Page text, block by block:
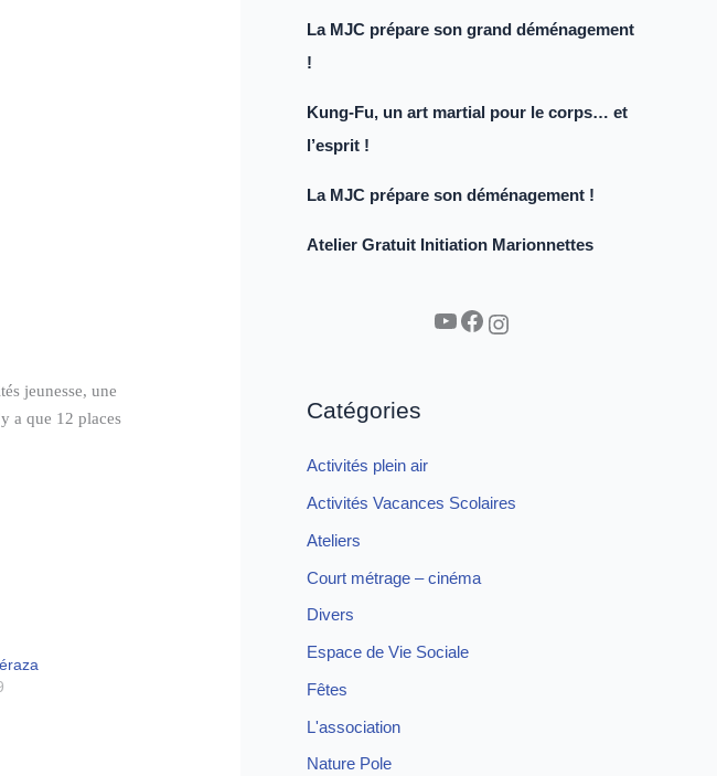
jeunesse, une
a que 12 places
La MJC prépare son grand déménagement
!
Kung-Fu, un art martial pour le corps… et
l’esprit !
La MJC prépare son déménagement !
Atelier Gratuit Initiation Marionnettes
YouTube Facebook Instagram
Catégories
Activités plein air
Activités Vacances Scolaires
Ateliers
Court métrage – cinéma
Divers
Espace de Vie Sociale
Fêtes
L'association
Nature Pole